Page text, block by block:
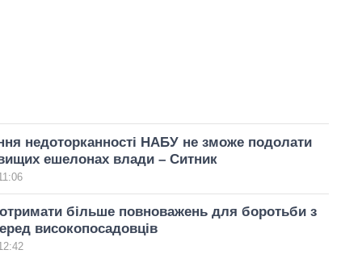
недоторканності НАБУ не зможе подолати
ешелонах влади – Ситник
більше повноважень для боротьби з
високопосадовців